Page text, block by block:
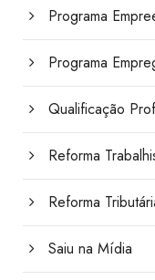
Programa
Programa
Qualificação
Reforma
Reforma
Saiu na Mídia